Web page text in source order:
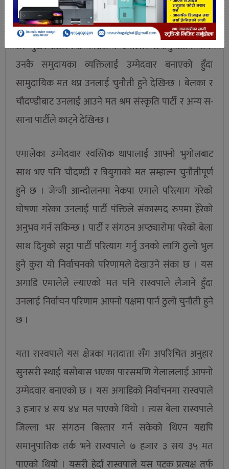
उम्मेदवार बनेका छन । यस अगाडिका स्थानीय तहमा पाएको
मतमा उनले थप आफ्नो समुदायको मत थप्ने कोसिस गर्ने छन
तर मुख्य प्रतिस्पर्धी कांग्रेस र एमालेले समानुपातिक तर्फ
उनकै समुदायका व्यक्तिलाई उम्मेदवार बनाएको हुँदा
सामुदायिक मत थप्न उनलाई चुनौती हुने देखिन्छ । बेलका र
चौदण्डीबाट उनलाई आउने मत श्रम संस्कृति पार्टी र अन्य स-
साना पार्टीले काट्ने देखिन्छ ।
एमालेका उम्मेदवार स्वस्तिक थापालाई आफ्नो भुगोलबाट
साथ भए पनि चौदण्डी र त्रियुगाको मत सम्हाल्न चुनौतीपूर्ण
हुने छ । जेन्जी आन्दोलनमा नेकपा एमाले परित्याग गरेको
घोषणा गरेका उनलाई पार्टी पंक्तिले संकास्पद रुपमा हेरेको
अनुभव गर्न सकिन्छ । पार्टी र संगठन अप्ठ्यारोमा परेको बेला
साथ दिनुको सट्टा पार्टी परित्याग गर्नु उनको लागि ठुलो भुल
हुने कुरा यो निर्वाचनको परिणामले देखाउने संका छ । यस
अगाडि एमालेले ल्याएको मत पनि रास्वपाले लैजाने हुँदा
उनलाई निर्वाचन परिणाम आफ्नो पक्षमा पार्न ठुलो चुनौती हुने
छ ।
यता रास्वपाले यस क्षेत्रका मतदाता सँग अपरिचित अनुहार
सुनसरी स्थाई बसोबास भएका पारसमणि गेलाललाई आफ्नो
उम्मेदवार बनाएको छ । यस अगाडिको निर्वाचनमा रास्वपाले
३ हजार ४ सय ४४ मत पाएको थियो । त्यस बेला रास्वपाले
जिल्ला भर संगठन बिस्तार गर्न सकेको थिएन यद्यपि
समानुपातिक तर्क भने रास्वपाले ७ हजार ३ सय ३५ मत
पाएको थियो । यसरी हेर्दा रास्वपाले यस पटक प्रत्यक्ष तर्फ